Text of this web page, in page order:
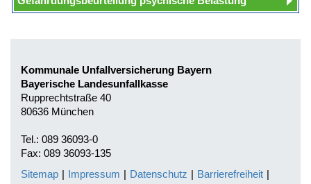
Kommunale Unfallversicherung Bayern
Bayerische Landesunfallkasse
Rupprechtstraße 40
80636 München
Tel.: 089 36093-0
Fax: 089 36093-135
Sitemap | Impressum | Datenschutz | Barrierefreiheit |